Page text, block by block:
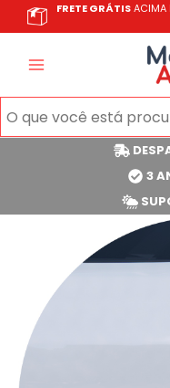
para
FRETE GRÁTISACIMA
3